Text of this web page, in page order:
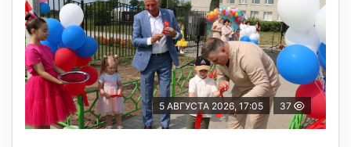
5 АВГУСТА 2026, 17:05 37